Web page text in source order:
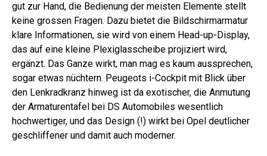
gut zur Hand, die Bedienung der meisten Elemente stellt
keine grossen Fragen. Dazu bietet die Bildschirmarmatur
klare Informationen, sie wird von einem Head-up-Display,
das auf eine kleine Plexiglasscheibe projiziert wird,
ergänzt. Das Ganze wirkt, man mag es kaum aussprechen,
sogar etwas nüchtern. Peugeots i-Cockpit mit Blick über
den Lenkradkranz hinweg ist da exotischer, die Anmutung
der Armaturentafel bei DS Automobiles wesentlich
hochwertiger, und das Design (!) wirkt bei Opel deutlicher
geschliffener und damit auch moderner.